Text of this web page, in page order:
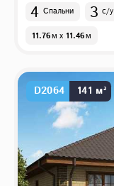
4 Спальни 3 с/у
11.76м x 11.46м
D2064 141 м²